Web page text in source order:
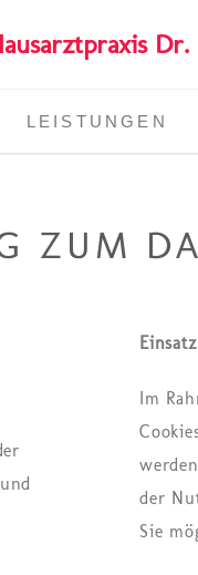
LEISTUNGEN
ZUM
Im
der
Sie